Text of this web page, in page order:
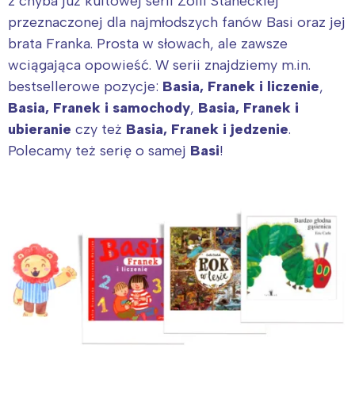
przeznaczonej dla najmłodszych fanów Basi oraz jej
brata Franka. Prosta w słowach, ale zawsze
wciągająca opowieść. W serii znajdziemy m.in.
bestsellerowe pozycje: Basia, Franek i liczenie,
Basia, Franek i samochody, Basia, Franek i
ubieranie czy też Basia, Franek i jedzenie.
Polecamy też serię o samej Basi!
Trójmiasto
Poznań
Wrocław
Południe
Północ
Wszystkie
Wybieram